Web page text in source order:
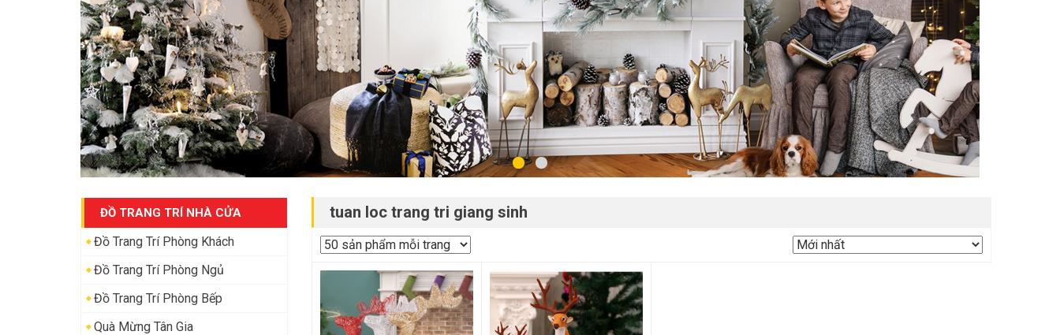
ĐỒ TRANG TRÍ NHÀ CỬA
Đồ Trang Trí Phòng Khách
Đồ Trang Trí Phòng Ngủ
Đồ Trang Trí Phòng Bếp
Quà Mừng Tân Gia
tuan loc trang tri giang sinh